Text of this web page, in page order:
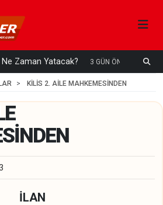
Ne Zaman Yatacak? 3 GÜN ÖNCE
KİLİS 2. AİLE MAHKEMESİNDEN
İLAN